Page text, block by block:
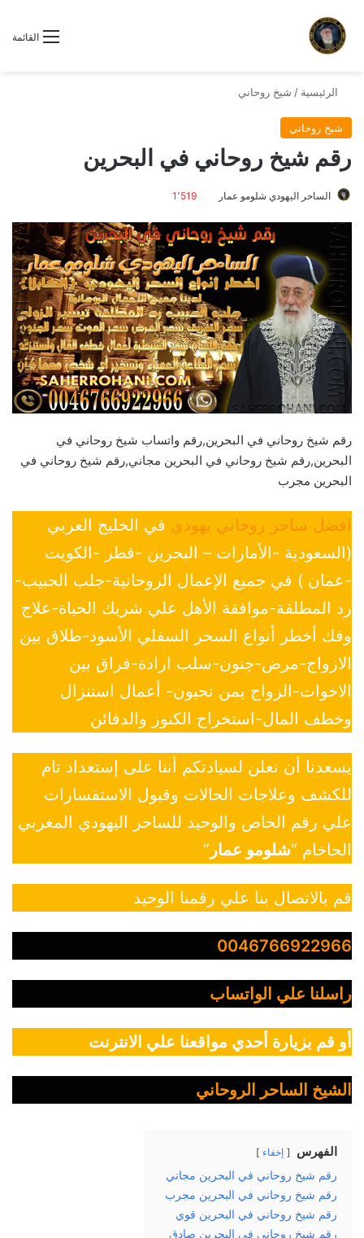
القائمة
الرئيسية / شيخ روحاني
شيخ روحاني
رقم شيخ روحاني في البحرين
الساحر اليهودي شلومو عمار 1٬519
رقم شيخ روحاني في البحرين,رقم واتساب شيخ روحاني في
البحرين,رقم شيخ روحاني في البحرين مجاني,رقم شيخ روحاني في
البحرين مجرب
افضل ساحر روحاني يهودي في الخليج العربي
(السعودية -الأمارات – البحرين -قطر -الكويت
-عمان ) في جميع الإعمال الروحانية-جلب الحبيب-
رد المطلقة-موافقة الأهل علي شريك الحياة-علاج
وفك أخطر أنواع السحر السفلي الأسود-طلاق بين
الازواج-مرض-جنون-سلب ارادة-فراق بين
الاخوات-الزواج بمن تحبون- أعمال استنزال
وخطف المال-استخراج الكنوز والدفائن
يسعدنا أن نعلن لسيادتكم أننا على إستعداد تام
للكشف وعلاجات الحالات وقبول الاستفسارات
علي رقم الخاص والوحيد للساحر اليهودي المغربي
الحاخام “شلومو عمار ”
قم بالاتصال بنا علي رقمنا الوحيد
0046766922966
راسلنا علي الواتساب
أو قم بزيارة أحدي مواقعنا علي الانترنت
الشيخ الساحر الروحاني
الفهرس إخفاء
رقم شيخ روحاني في البحرين مجاني
رقم شيخ روحاني في البحرين مجرب
رقم شيخ روحاني في البحرين قوي
رقم شيخ روحاني في البحرين صادق